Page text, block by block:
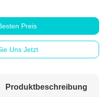
Preis
Uns Jetzt
Produktbeschreibung